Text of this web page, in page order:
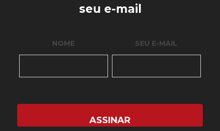
seu e-mail
NOME SEU E-MAIL